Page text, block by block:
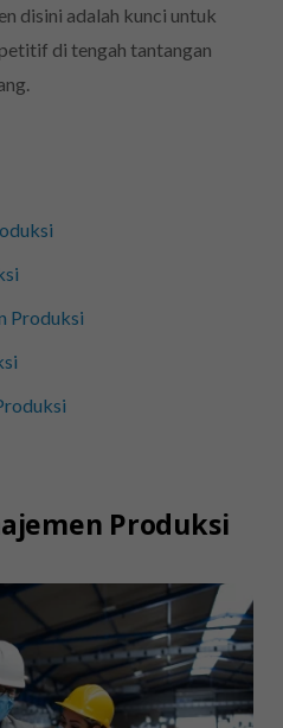
disini adalah kunci untuk
di tengah tantangan
Produksi
Produksi